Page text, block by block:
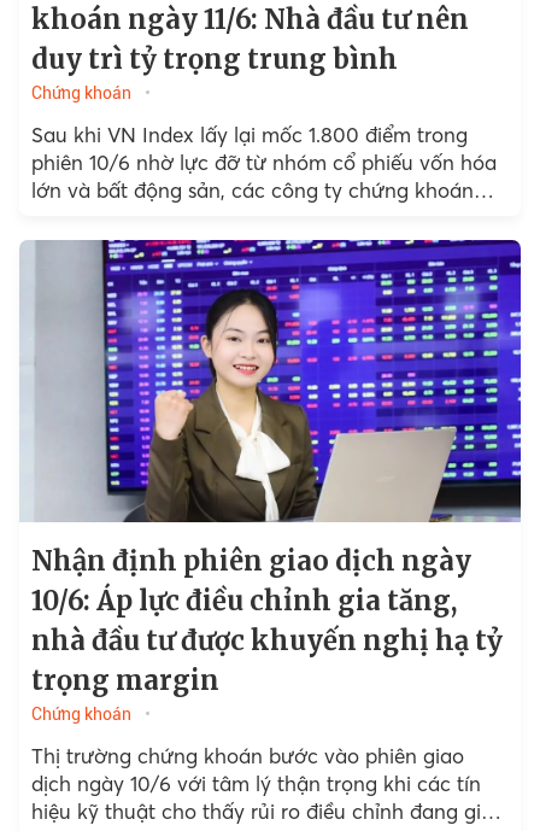
khoán ngày 11/6: Nhà đầu tư nên
duy trì tỷ trọng trung bình
Chứng khoán
Sau khi VN Index lấy lại mốc 1.800 điểm trong
phiên 10/6 nhờ lực đỡ từ nhóm cổ phiếu vốn hóa
lớn và bất động sản, các công ty chứng khoán
Nhận định phiên giao dịch ngày
10/6: Áp lực điều chỉnh gia tăng,
nhà đầu tư được khuyến nghị hạ tỷ
trọng margin
Chứng khoán
Thị trường chứng khoán bước vào phiên giao
dịch ngày 10/6 với tâm lý thận trọng khi các tín
hiệu kỹ thuật cho thấy rủi ro điều chỉnh đang gia